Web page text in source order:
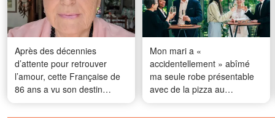
Après des décennies
d’attente pour retrouver
l’amour, cette Française de
86 ans a vu son destin
basculer dans une affaire
inattendue
Mon mari a «
accidentellement » abîmé
ma seule robe présentable
avec de la pizza au
pepperoni pour m'empêcher
d'aller à la fête de son